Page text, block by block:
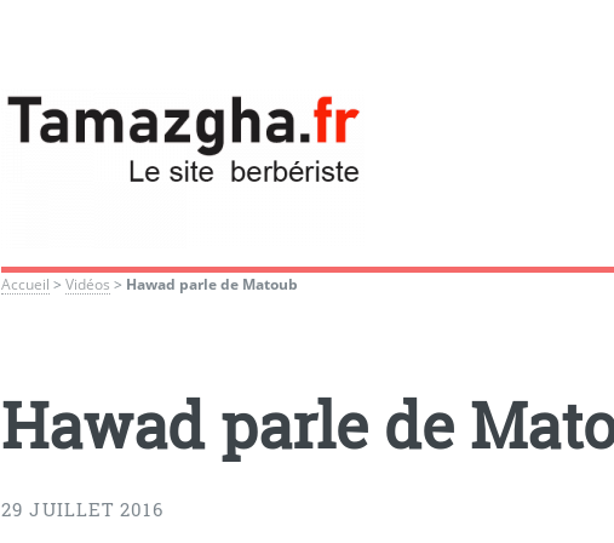
Accueil >Vidéos > Hawad parle de Matoub
Hawad parle de
29 JUILLET 2016